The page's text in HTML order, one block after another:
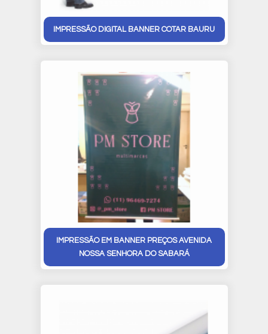
IMPRESSÃO DIGITAL BANNER COTAR BAURU
IMPRESSÃO EM BANNER PREÇOS AVENIDA
NOSSA SENHORA DO SABARÁ